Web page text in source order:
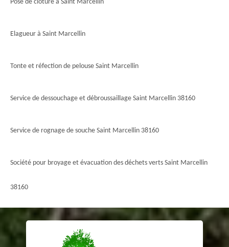
Pose de clôture à Saint Marcellin
Elagueur à Saint Marcellin
Tonte et réfection de pelouse Saint Marcellin
Service de dessouchage et débroussaillage Saint Marcellin 38160
Service de rognage de souche Saint Marcellin 38160
Société pour broyage et évacuation des déchets verts Saint Marcellin
38160